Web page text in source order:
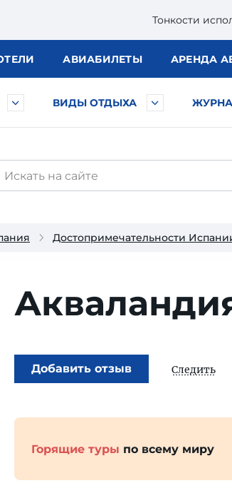
Тонкости
АВИАБИЛЕТЫ АРЕНДА
ВИДЫ ОТДЫХА
Достопримечательности
Добавить отзыв Следить
Горящие туры по всему миру